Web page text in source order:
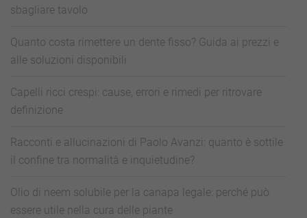
sbagliare tavolo
Quanto costa rimettere un dente fisso? Guida ai prezzi e
alle soluzioni disponibili
Capelli ricci crespi: cause, errori e rimedi per ritrovare
definizione
Racconti e allucinazioni di Paolo Avanzi: quanto è sottile
il confine tra normalità e inquietudine?
Olio di neem solubile per la canapa legale: perché può
essere utile nella cura delle piante